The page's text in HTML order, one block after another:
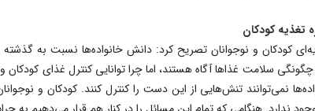
تغذیه کودکان
کودکان و نوجوانان تصریح کرد: دانش خانواده‌ها نسبت به
سلامت غذاها آگاه هستند، اما چرا توانایی کنترل غذای
نمی‌توانند تنش‌هایی از این دست را کنترل کنند. کودکان و